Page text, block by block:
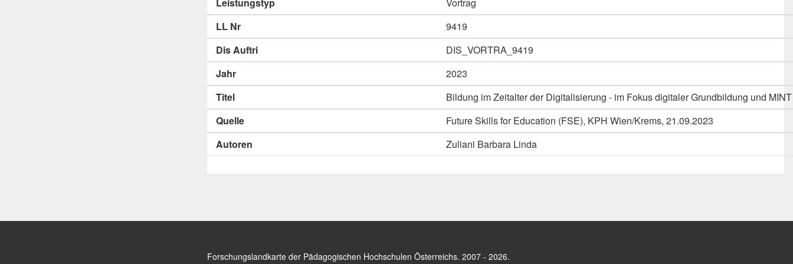
LL Nr
9419
Dis Auftri
DIS_VORTRA_9419
Jahr
2023
Titel
Bildung im Zeitalter der Digitalisierung - im Fokus digitaler Grundbildung und MINT
Quelle
Future Skills for Education (FSE), KPH Wien/Krems, 21.09.2023
Autoren
Zuliani Barbara Linda
Forschungslandkarte der Pädagogischen Hochschulen Österreichs. 2007 - 2026.